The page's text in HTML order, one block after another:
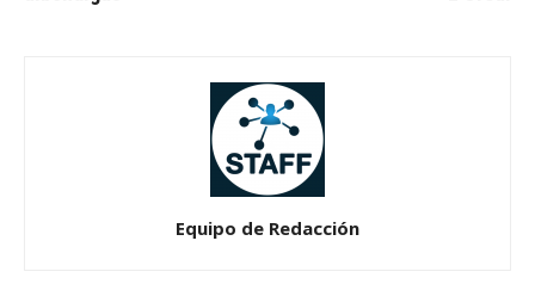
Equipo de Redacción